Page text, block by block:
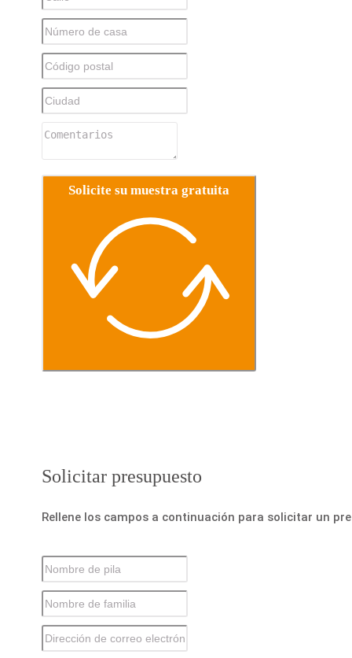
Solicite su muestra gratuita
Solicitar presupuesto
Rellene los campos a continuación para solicitar un